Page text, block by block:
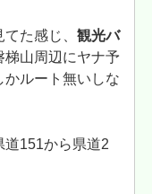
てた感じ、観光バ
梯山周辺にヤナ予
ルート無いしな
道151から県道2